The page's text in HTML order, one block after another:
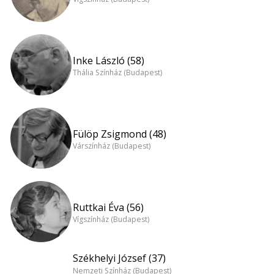
Inke László (58)
Thália Színház (Budapest)
Fülöp Zsigmond (48)
Várszínház (Budapest)
Ruttkai Éva (56)
Vígszínház (Budapest)
Székhelyi József (37)
Nemzeti Színház (Budapest)